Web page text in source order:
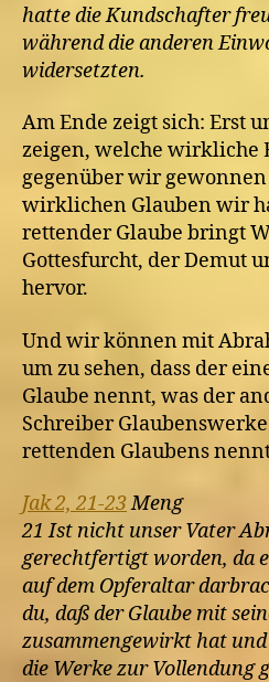
hatte die Kundschafter
während die anderen
widersetzten.
Am Ende zeigt sich: Erst
zeigen, welche wirkliche
gegenüber wir
wirklichen Glauben wir
rettender Glaube bringt
Gottesfurcht, der Demut
hervor.
Und wir können mit
um zu sehen, dass der
Glaube nennt, was der
Schreiber
rettenden Glaubens
Jak 2, 21-23Meng
21 Ist nicht unser Vater
gerechtfertigt worden, da
auf dem Opferaltar
du, daß der Glaube mit
zusammengewirkt hat
die Werke zur Vollendung